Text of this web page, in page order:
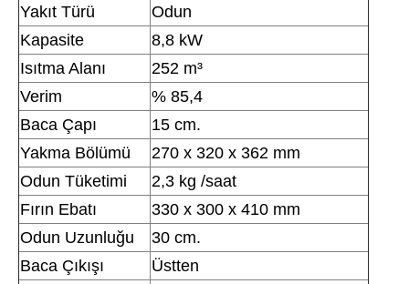
Yakıt Türü
Odun
Kapasite
8,8 kW
Isıtma Alanı
252 m³
Verim
% 85,4
Baca Çapı
15 cm.
Yakma Bölümü
270 x 320 x 362 mm
Odun Tüketimi
2,3 kg /saat
Fırın Ebatı
330 x 300 x 410 mm
Odun Uzunluğu
30 cm.
Baca Çıkışı
Üstten